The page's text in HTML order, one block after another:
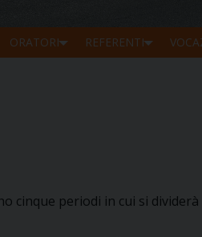
ORATORI REFERENTI
cinque periodi in cui si dividerà